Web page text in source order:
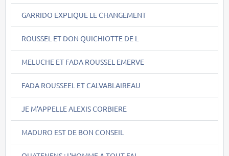
GARRIDO EXPLIQUE LE CHANGEMENT
ROUSSEL ET DON QUICHIOTTE DE L
MELUCHE ET FADA ROUSSEL EMERVE
FADA ROUSSEEL ET CALVABLAIREAU
JE M'APPELLE ALEXIS CORBIERE
MADURO EST DE BON CONSEIL